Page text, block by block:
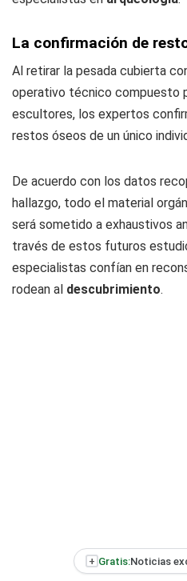
La confirmación de
Al retirar la pesada cubierta
operativo técnico compuesto
escultores, los expertos
restos óseos de un único
De acuerdo con los datos
hallazgo, todo el material
será sometido a exhaustivos
través de estos futuros
especialistas confían en
rodean al descubrimiento.
+ Gratis:Noticias